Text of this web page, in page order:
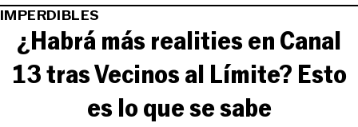
IMPERDIBLES
¿Habrá más realities en Canal
13 tras Vecinos al Límite? Esto
es lo que se sabe